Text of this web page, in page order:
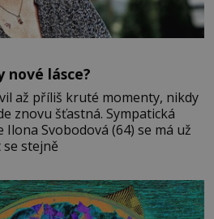
nové lásce?
až příliš kruté momenty, nikdy
šťastná. Sympatická
Svobodová (64) se má už
stejně